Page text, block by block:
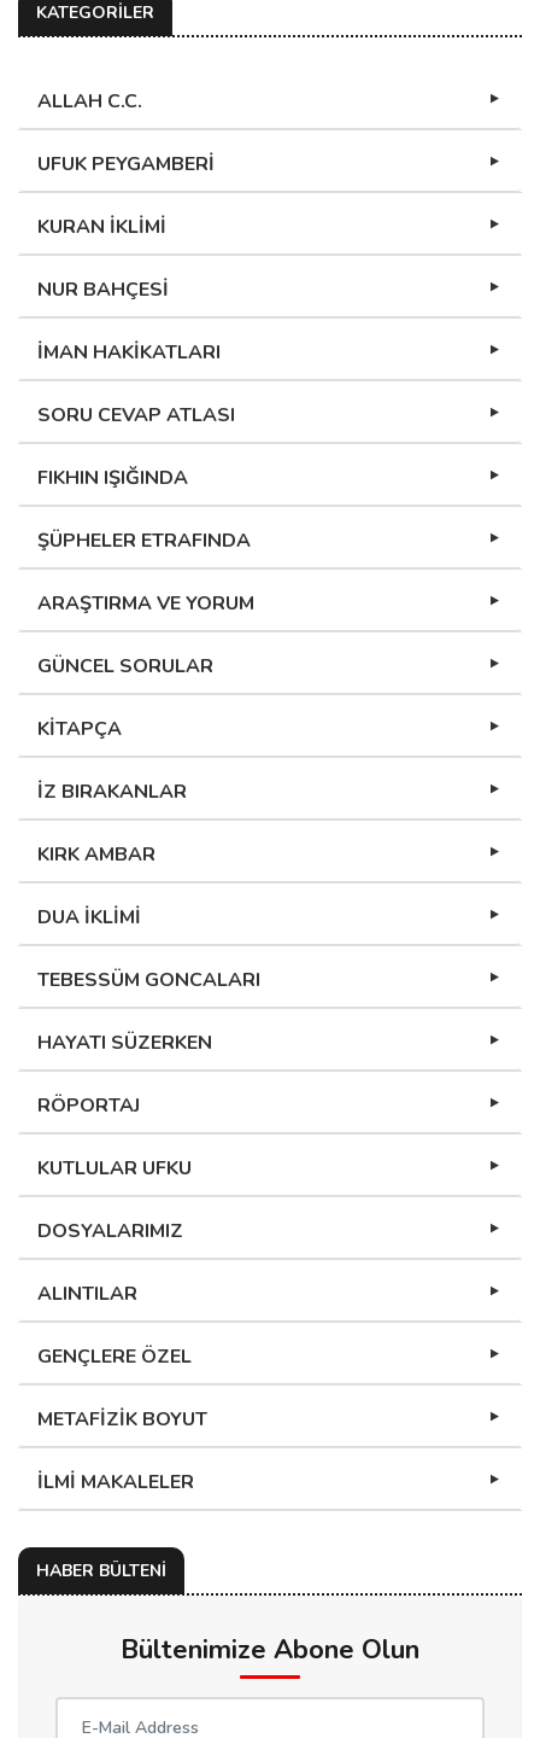
KATEGORİLER
ALLAH C.C.
UFUK PEYGAMBERİ
KURAN İKLİMİ
NUR BAHÇESİ
İMAN HAKİKATLARI
SORU CEVAP ATLASI
FIKHIN IŞIĞINDA
ŞÜPHELER ETRAFINDA
ARAŞTIRMA VE YORUM
GÜNCEL SORULAR
KİTAPÇA
İZ BIRAKANLAR
KIRK AMBAR
DUA İKLİMİ
TEBESSÜM GONCALARI
HAYATI SÜZERKEN
RÖPORTAJ
KUTLULAR UFKU
DOSYALARIMIZ
ALINTILAR
GENÇLERE ÖZEL
METAFİZİK BOYUT
İLMİ MAKALELER
HABER BÜLTENİ
Bültenimize Abone Olun